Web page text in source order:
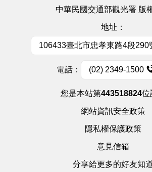
中華民國交通部觀光署 版
地址：
106433臺北市忠孝東路4段290
電話： (02) 2349-1500
您是本站第443518824位
網站資訊安全政策
隱私權保護政策
意見信箱
分享給更多的好友知